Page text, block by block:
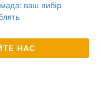
ваш вибір
НАС